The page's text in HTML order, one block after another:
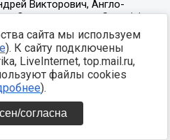
сайта мы используем
). К сайту подключены
LiveInternet, top.mail.ru,
файлы cookies
).
согласна